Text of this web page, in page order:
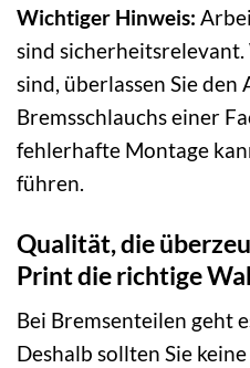
Wichtiger Hinweis:
sind sicherheitsrelevant.
sind, überlassen Sie den
Bremsschlauchs einer
fehlerhafte Montage
führen.
Qualität, die
Print die richtige
Bei Bremsenteilen geht
Deshalb sollten Sie